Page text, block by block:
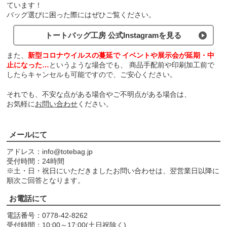
ています！
バッグ選びに困った際にはぜひご覧ください。
トートバッグ工房 公式Instagramを見る
また、 新型コロナウイルスの蔓延でイベントや展示会が延期・中
止になった…というような場合でも、
商品手配前や印刷加工前で
したらキャンセルも可能ですので、ご安心ください。
それでも、不安な点がある場合やご不明点がある場合は、
お気軽にお問い合わせください。
メールにて
アドレス： info@totebag.jp
受付時間：24時間
※土・日・祝日にいただきましたお問い合わせは、翌営業日以降に
順次ご回答となります。
お電話にて
電話番号：0778-42-8262
受付時間：10:00～17:00(土日祝除く)